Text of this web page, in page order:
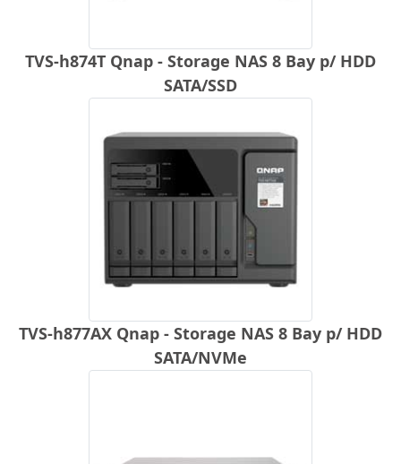
TVS-h874T Qnap - Storage NAS 8 Bay p/ HDD
SATA/SSD
TVS-h877AX Qnap - Storage NAS 8 Bay p/ HDD
SATA/NVMe